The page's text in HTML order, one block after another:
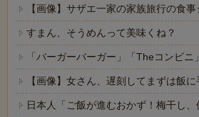
【画像】サザエ一家の家族旅行の食
すまん、そうめんって美味くね？
「バーガーバーガー」「Theコンビ
【画像】女さん、遅刻してまずは飯
日本人「ご飯が進むおかず！梅干し